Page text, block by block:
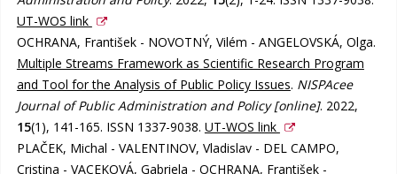
UT-WOS link
OCHRANA, František - NOVOTNÝ, Vilém - ANGELOVSKÁ, Olga.
Multiple Streams Framework as Scientific Research Program
and Tool for the Analysis of Public Policy Issues. NISPAcee
Journal of Public Administration and Policy [online]. 2022,
15(1), 141-165. ISSN 1337-9038. UT-WOS link
PLAČEK, Michal - VALENTINOV, Vladislav - DEL CAMPO,
Cristina - VACEKOVÁ, Gabriela - OCHRANA, František -